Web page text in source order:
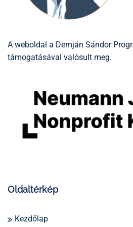
A weboldal a Demján Sándor
támogatásával valósult meg.
Oldaltérkép
Kezdőlap